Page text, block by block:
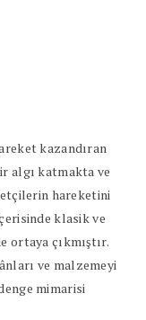
kazandıran
algı katmakta ve
hareketini
klasik ve
ortaya çıkmıştır.
ve malzemeyi
mimarisi